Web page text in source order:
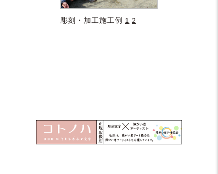
彫刻・加工施工例 1 2